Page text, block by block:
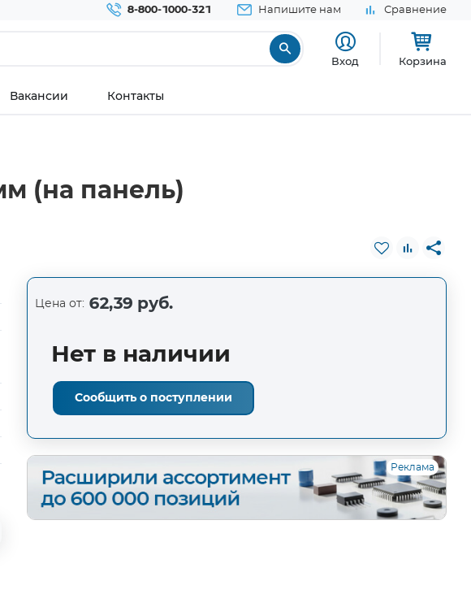
8-800-1000-321 Напишите нам Сравнение
Вход Корзина
Вакансии Контакты
(на панель)
Цена от: 62,39 руб.
Нет в наличии
Сообщить о поступлении
Реклама